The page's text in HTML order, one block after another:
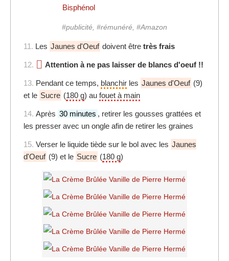
Bisphénol
#publicité, #rémunéré, #Amazon
11. Les Jaunes d'Oeuf doivent être très frais
12. Attention à ne pas laisser de blancs d'oeuf !!
13. Pendant ce temps, blanchir les Jaunes d'Oeuf (9)
et le Sucre (180 g) au fouet à main
14. Après 30 minutes , retirer les gousses grattées et
les presser avec un ongle afin de retirer les graines
15. Verser le liquide tiède sur le bol avec les Jaunes
d'Oeuf (9) et le Sucre (180 g)